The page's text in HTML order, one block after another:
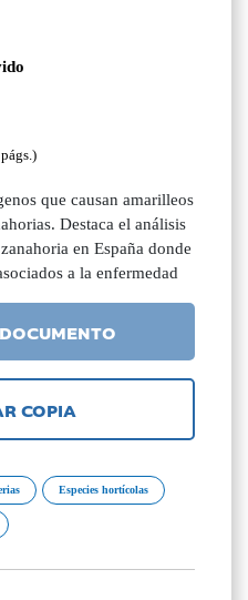
que causan amarilleos
Destaca el análisis
en España donde
a la enfermedad
COPIA
Especies hortícolas